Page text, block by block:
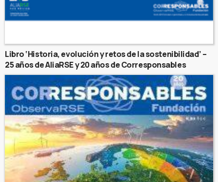
Libro ‘Historia, evolución y retos de la sostenibilidad’ –
25 años de AliaRSE y 20 años de Corresponsables